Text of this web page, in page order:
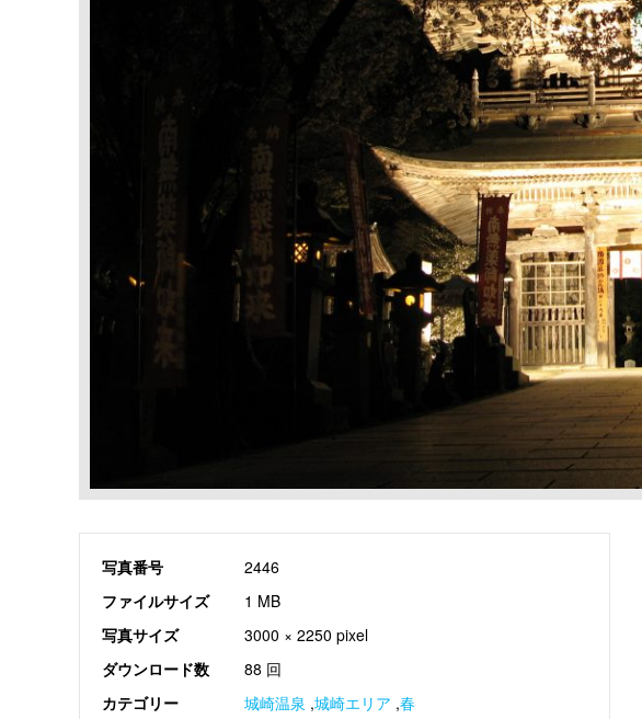
写真番号
2446
ファイルサイズ
1 MB
写真サイズ
3000 × 2250 pixel
ダウンロード数
88 回
カテゴリー
城崎温泉 ,城崎エリア ,春